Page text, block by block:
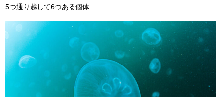
5つ通り越して6つある個体